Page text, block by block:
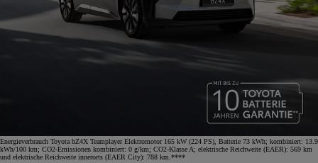
Energieverbrauch Toyota bZ4X Teamplayer Elektromotor 165 kW (224 PS), Batterie 73 kWh; kombiniert: 13.9
kWh/100 km; CO2-Emissionen kombiniert: 0 g/km; CO2-Klasse A; elektrische Reichweite (EAER): 569 km
und elektrische Reichweite innerorts (EAER City): 788 km.****